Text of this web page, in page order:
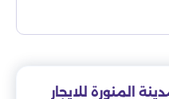
المنورة للايجار